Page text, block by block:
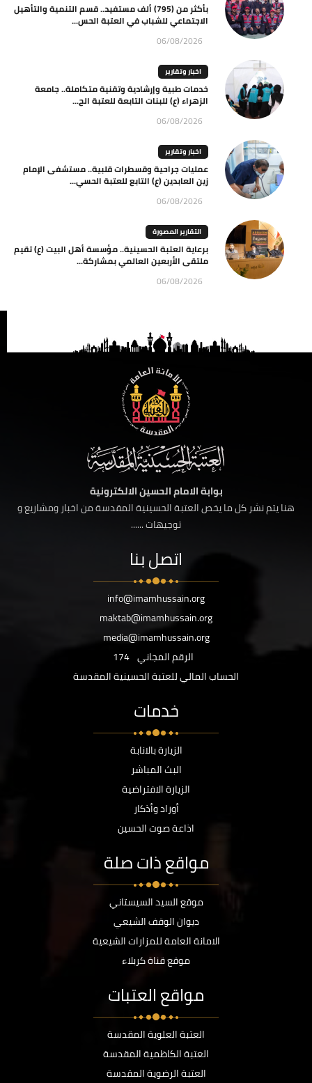
بأكثر من (795) ألف مستفيد.. قسم التنمية والتأهيل
الاجتماعي للشباب في العتبة الحس...
06/08/2026
اخبار وتقارير
خدمات طبية وإرشادية وتقنية متكاملة.. جامعة
الزهراء (ع) للبنات التابعة للعتبة الح...
06/08/2026
اخبار وتقارير
عمليات جراحية وقسطرات قلبية.. مستشفى الإمام
زين العابدين (ع) التابع للعتبة الحسي...
06/08/2026
التقارير المصورة
برعاية العتبة الحسينية.. مؤسسة أهل البيت (ع) تقيم
ملتقى الأربعين العالمي بمشاركة...
06/08/2026
بوابة الامام الحسين الالكترونية
هنا يتم نشر كل ما يخص العتبة الحسينية المقدسة من اخبار ومشاريع و
توجيهات ......
اتصل بنا
info@imamhussain.org
maktab@imamhussain.org
media@imamhussain.org
الرقم المجاني 174
الحساب المالي للعتبة الحسينية المقدسة
خدمات
الزيارة بالانابة
البث المباشر
الزيارة الافتراضية
أوراد وأذكار
اذاعة صوت الحسين
مواقع ذات صلة
موقع السيد السيستاني
ديوان الوقف الشيعي
الامانة العامة للمزارات الشيعية
موقع قناة كربلاء
مواقع العتبات
العتبة العلوية المقدسة
العتبة الكاظمية المقدسة
العتبة الرضوية المقدسة